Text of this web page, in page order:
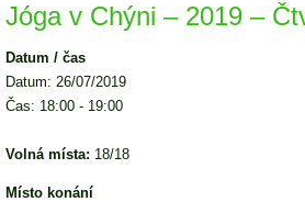
Jóga v Chýni – 2019 –
Datum / čas
Datum: 26/07/2019
Čas: 18:00 - 19:00
Volná místa: 18/18
Místo konání